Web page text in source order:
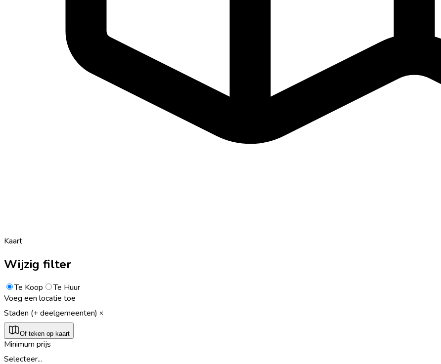
Kaart
Wijzig filter
Te Koop
Te Huur
Voeg een locatie toe
Staden (+ deelgemeenten)
Of teken op kaart
Minimum prijs
Selecteer...